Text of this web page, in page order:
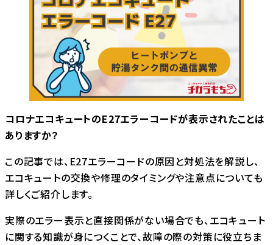
コロナエコキュートのE27エラーコードが表示されたことは
ありますか？
この記事では、E27エラーコードの原因と対処法を解説し、
エコキュートの交換や修理のタイミングや注意点についても
詳しくご紹介します。
実際のエラー表示と直接関係がない場合でも、エコキュート
に関する知識が身につくことで、故障の際の対策に役立ちま